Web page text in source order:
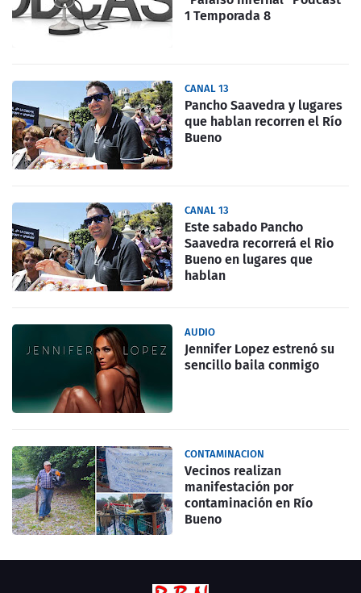
1 Temporada 8
CANAL 13
Pancho Saavedra y lugares
que hablan recorren el Río
Bueno
CANAL 13
Este sabado Pancho
Saavedra recorrerá el Rio
Bueno en lugares que
hablan
AUDIO
Jennifer Lopez estrenó su
sencillo baila conmigo
CONTAMINACION
Vecinos realizan
manifestación por
contaminación en Río
Bueno